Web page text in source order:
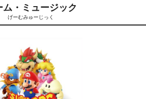
ム・ミュージック
げーむみゅーじっく